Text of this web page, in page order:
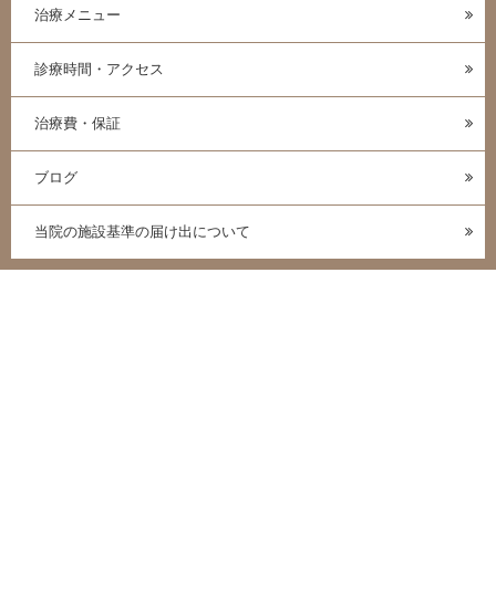
治療メニュー
診療時間・アクセス
治療費・保証
ブログ
当院の施設基準の届け出について